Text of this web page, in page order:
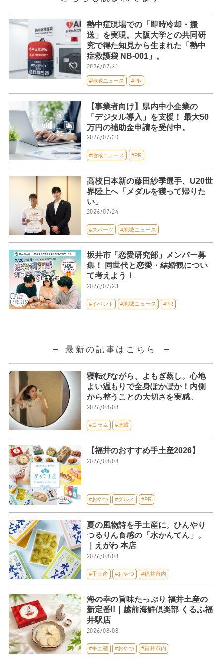
熱中症現場での「即時冷却・搬
送」を実現。大阪大学との共同研
究で得た知見から生まれた「熱中
症救護袋 NB-001」。
2026/07/31
#地域ニュース #PR
【事業者向け】県内中小企業の
「デジタル導入」を支援！ 最大50
万円の補助金申請を受付中。
2026/07/30
#地域ニュース #PR
高校日本新の藤田紗季選手、U20世
界陸上へ「メダルを獲って帰りた
い」
2026/07/24
#スポーツ #地域ニュース
坂井市「恋愛研究部」メンバー募
集！ 同世代と恋愛・結婚観につい
て考えよう！
2026/07/23
#イベント #地域ニュース #PR
最新の記事はこちら
寝転びながら、よもぎ蒸し。心地
よい温もりで全身ぽかぽか！内側
から整うことの大切さを実感。
2026/08/08
#コラム #連載
【福井のおすすめ手土産2026】
2026/08/08
#おやつ #グルメ #PR
夏の風物詩を手土産に。ひんやり
つるりん食感の「水かんてん」。
｜えがわ 本店
2026/08/08
#手土産 #おやつ #福井市内
海の幸の旨味たっぷり 福井土産の
新定番!!｜越前海鮮倶楽部 くるふ福
井駅店
2026/08/08
#手土産 #おやつ #福井市内